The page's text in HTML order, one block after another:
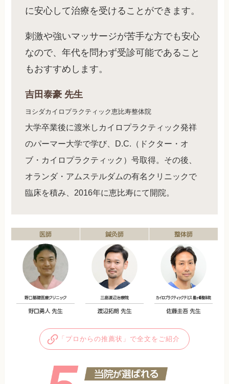
に安心して治療を受けることができます。
刺激や強いマッサージが苦手な方でも安心
なので、年代を問わず受診可能であること
もおすすめします。
吉田泰豪 先生
ヨシダカイロプラクティック恵比寿整体院
大学卒業後に渡米しカイロプラクティック発祥
のパーマー大学で学び、D.C.（ドクター・オ
ブ・カイロプラクティック）号取得。その後、
オランダ・アムステルダムの有名クリニックで
臨床を積み、2016年に恵比寿にて開院。
「プロからの推薦状」で全文をご紹介